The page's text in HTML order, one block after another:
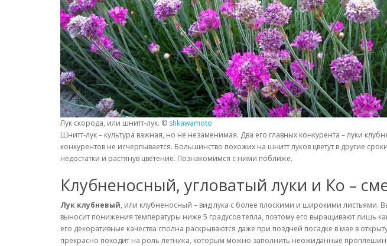
Лук скорода, или шнитт-лук. © shkawamoto
Шнитт-лук – культура важная, но не незаменимая. Два его главных конкурента – луки
конкурентов не исчерпывается. Большинство похожих на шнитт луков цветут в другие
недостатки и растянув цветение. Познакомимся с ними поближе.
Клубненосный, угловатый луки и Ко –
Лук клубневый, или клубненосный – вид лука с более плоскими и широкими листьями.
выносит понижения температуры ниже 5 градусов тепла, поэтому его выращивают лишь
его декоративные качества сполна раскрываются даже при поздней посадке в мае в
прекрасно походит на роль летника, которым можно заполнить неожиданные